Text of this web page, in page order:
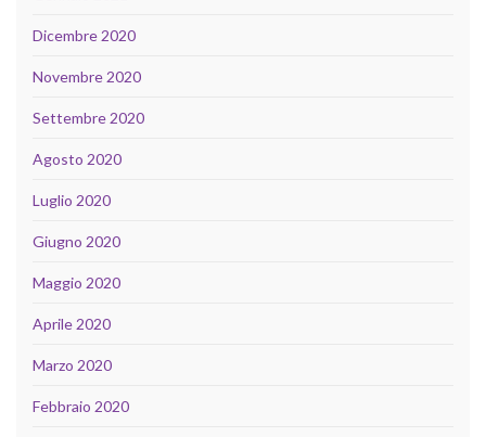
Dicembre 2020
Novembre 2020
Settembre 2020
Agosto 2020
Luglio 2020
Giugno 2020
Maggio 2020
Aprile 2020
Marzo 2020
Febbraio 2020